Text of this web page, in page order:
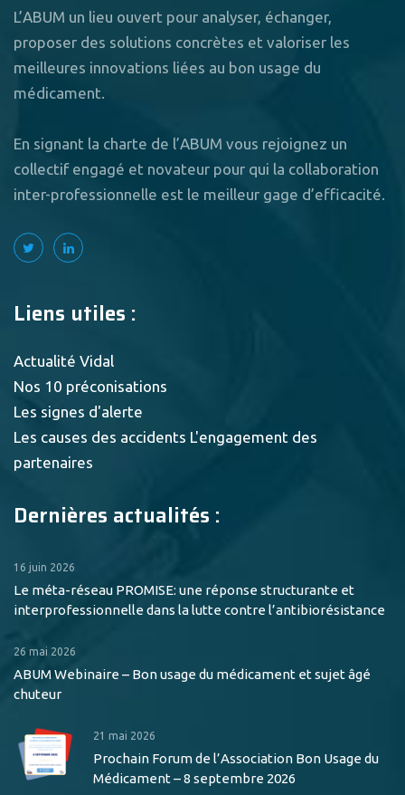
L’ABUM un lieu ouvert pour analyser, échanger,
proposer des solutions concrètes et valoriser les
meilleures innovations liées au bon usage du
médicament.
En signant la charte de l’ABUM vous rejoignez un
collectif engagé et novateur pour qui la collaboration
inter-professionnelle est le meilleur gage d’efficacité.
Liens utiles :
Actualité Vidal
Nos 10 préconisations
Les signes d'alerte
Les causes des accidents L'engagement des
partenaires
Dernières actualités :
16 juin 2026
Le méta-réseau PROMISE: une réponse structurante et
interprofessionnelle dans la lutte contre l’antibiorésistance
26 mai 2026
ABUM Webinaire – Bon usage du médicament et sujet âgé
chuteur
21 mai 2026
Prochain Forum de l’Association Bon Usage du
Médicament – 8 septembre 2026